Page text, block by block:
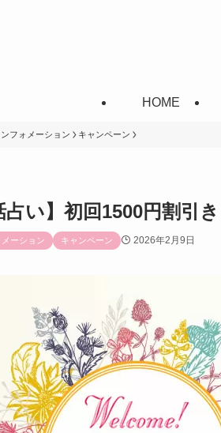
HOME
ンフォメーション キャンペーン
占い】初回1500円割引
メーション キャンペーン 2026年2月9日